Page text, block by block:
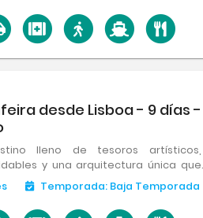
desde Lisboa - 9 días -
lleno de tesoros artísticos,
y una arquitectura única que
iglesias. Y, por supuesto,
su exquisita gastronomía.
Temporada: Baja Temporada